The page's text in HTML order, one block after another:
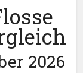
2026